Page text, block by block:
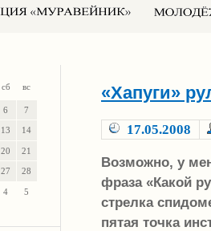
сб вс
6 7
13 14
20 21
27 28
4 5
«Хапуги»
17.05.2008
Возможно, у
фраза «Какой
стрелка
пятая точка